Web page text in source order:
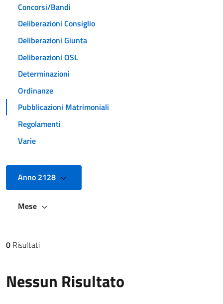
Concorsi/Bandi
Deliberazioni Consiglio
Deliberazioni Giunta
Deliberazioni OSL
Determinazioni
Ordinanze
Pubblicazioni Matrimoniali
Regolamenti
Varie
Anno 2128
Mese
Risultati di ricerca
0 Risultati
Nessun Risultato